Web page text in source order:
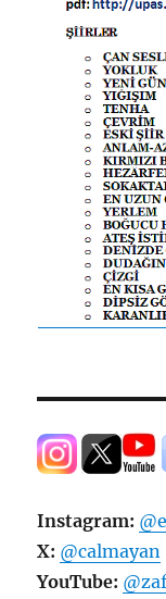
Instagram:
X: @calmayan
YouTube: